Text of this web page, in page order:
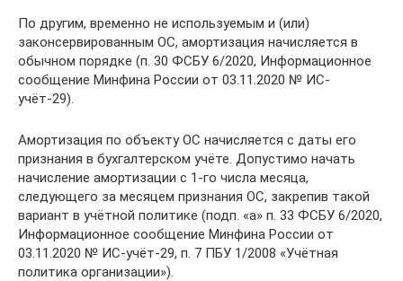
По другим, временно не используемым и (или)
законсервированным ОС, амортизация начисляется в
обычном порядке (п. 30 ФСБУ 6/2020, Информационное
сообщение Минфина России от 03.11.2020 № ИС-
учёт-29).
Амортизация по объекту ОС начисляется с даты его
признания в бухгалтерском учёте. Допустимо начать
начисление амортизации с 1-го числа месяца,
следующего за месяцем признания ОС, закрепив такой
вариант в учётной политике (подп. «а» п. 33 ФСБУ 6/2020,
Информационное сообщение Минфина России от
03.11.2020 № ИС-учёт-29, п. 7 ПБУ 1/2008 «Учётная
политика организации»).